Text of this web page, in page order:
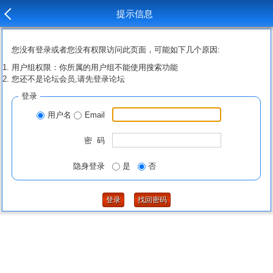
提示信息
您没有登录或者您没有权限访问此页面，可能如下几个原因:
用户组权限：你所属的用户组不能使用搜索功能
您还不是论坛会员,请先登录论坛
登录
用户名 Email
密 码
隐身登录 是 否